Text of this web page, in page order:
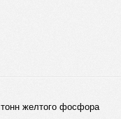
желтого фосфора